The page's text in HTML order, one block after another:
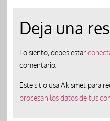
Deja una
Lo siento, debes estar
comentario.
Este sitio usa Akismet para
procesan los datos de tus